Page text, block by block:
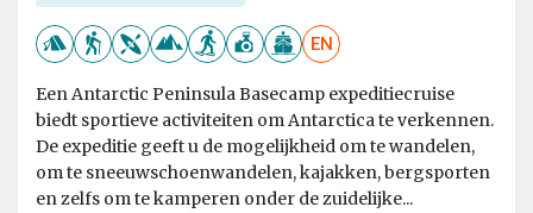
EN
Een Antarctic Peninsula Basecamp expeditiecruise
biedt sportieve activiteiten om Antarctica te verkennen.
De expeditie geeft u de mogelijkheid om te wandelen,
om te sneeuwschoenwandelen, kajakken, bergsporten
en zelfs om te kamperen onder de zuidelijke...